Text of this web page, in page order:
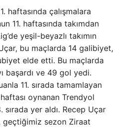
haftasında çalışmalara
11. haftasında takımdan
yeşil-beyazlı takımın
bu maçlarda 14 galibiyet,
elde etti. Bu maçlarda
başardı ve 49 gol yedi.
11. sırada tamamlayan
oynanan Trendyol
sırada yer aldı. Recep Uçar
geçtiğimiz sezon Ziraat